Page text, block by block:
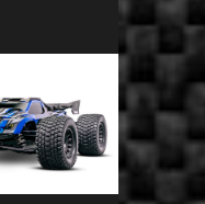
ne voyez
dans la
la philosophie
aspects
bien